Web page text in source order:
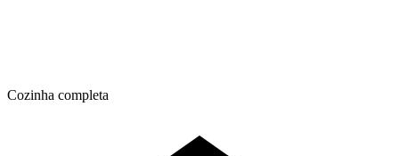
Cozinha completa